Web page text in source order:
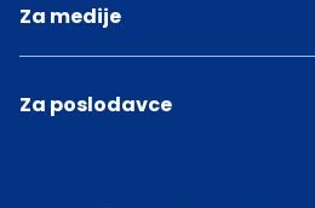
Za medije
Za poslodavce